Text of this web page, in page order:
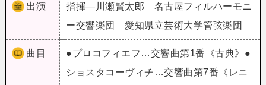
出演
指揮―川瀬賢太郎 名古屋フィルハーモニ
ー交響楽団 愛知県立芸術大学管弦楽団
曲目
●プロコフィエフ…交響曲第1番《古典》●
ショスタコーヴィチ…交響曲第7番《レニ